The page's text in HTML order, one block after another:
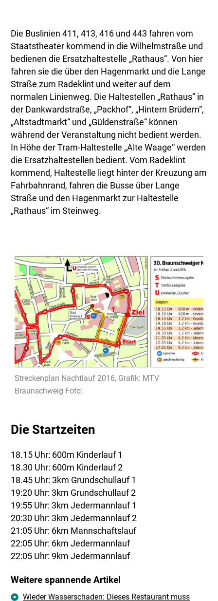
Die Buslinien 411, 413, 416 und 443 fahren vom
Staatstheater kommend in die Wilhelmstraße und
bedienen die Ersatzhaltestelle „Rathaus“. Von hier
fahren sie die über den Hagenmarkt und die Lange
Straße zum Radeklint und weiter auf dem
normalen Linienweg. Die Haltestellen „Rathaus“ in
der Dankwardstraße, „Packhof“, „Hintern Brüdern“,
„Altstadtmarkt“ und „Güldenstraße“ können
während der Veranstaltung nicht bedient werden.
In Höhe der Tram-Haltestelle „Alte Waage“ werden
die Ersatzhaltestellen bedient. Vom Radeklint
kommend, Haltestelle liegt hinter der Kreuzung am
Fahrbahnrand, fahren die Busse über Lange
Straße und den Hagenmarkt zur Haltestelle
„Rathaus“ im Steinweg.
Streckenplan Nachtlauf 2016, Grafik: MTV
Braunschweig Foto:
Die Startzeiten
18.15 Uhr: 600m Kinderlauf 1
18.30 Uhr: 600m Kinderlauf 2
18.45 Uhr: 3km Grundschullauf 1
19:20 Uhr: 3km Grundschullauf 2
19:55 Uhr: 3km Jedermannlauf 1
20:30 Uhr: 3km Jedermannlauf 2
21:05 Uhr: 6km Mannschaftslauf
22:05 Uhr: 6km Jedermannlauf
22:05 Uhr: 9km Jedermannlauf
Weitere spannende Artikel
Wieder Wasserschaden: Dieses Restaurant muss